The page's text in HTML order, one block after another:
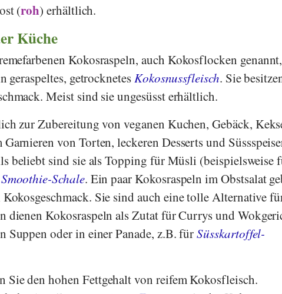
(roh) erhältlich.
Küche
Kokosraspeln, auch Kokosflocken genannt,
geraspeltes, getrocknetesKokosnussfleisch. Sie
Meist sind sie ungesüsst erhältlich.
zur Zubereitung von veganen Kuchen, Gebäck,
Garnieren von Torten, leckeren Desserts und
beliebt sind sie als Topping für Müsli (beispielsweise
Smoothie-Schale. Ein paar Kokosraspeln im Obstsalat
Sie sind auch eine tolle Alternative
dienen Kokosraspeln als Zutat für Currys und
Suppen oder in einer Panade, z.B. fürSüsskartoffel-
Sie den hohen Fettgehalt von reifem Kokosfleisch.